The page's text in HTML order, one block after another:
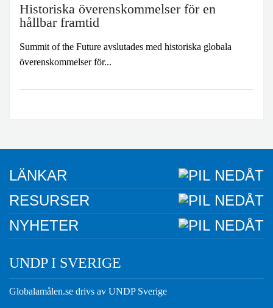
Historiska överenskommelser för en
hållbar framtid
Summit of the Future avslutades med historiska globala
överenskommelser för...
LÄNKAR
RESURSER
NYHETER
UNDP I SVERIGE
Globalamålen.se drivs av UNDP Sverige